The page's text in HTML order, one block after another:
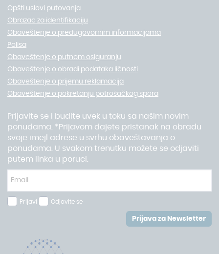
Opšti uslovi putovanja
Obrazac za identifikaciju
Obaveštenje o predugovornim informacijama
Polisa
Obaveštenje o putnom osiguranju
Obaveštenje o obradi podataka ličnosti
Obaveštenje o prijemu reklamacija
Obaveštenje o pokretanju potrošačkog spora
Prijavite se i budite uvek u toku sa našim novim
ponudama. *Prijavom dajete pristanak na obradu
svoje imejl adrese u svrhu obaveštavanja o
ponudama. U svakom trenutku možete se odjaviti
putem linka u poruci.
Prijavi Odjavite se
Prijava za Newsletter